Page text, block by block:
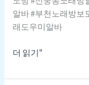
이
마
트
알바 #부천노래방보
래도우미알바
부
노
더 읽기"